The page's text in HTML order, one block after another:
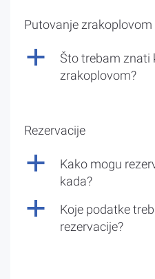
Putovanje zrakoplovom
a
Što trebam znati
zrakoplovom?
Rezervacije
a
Kako mogu
kada?
a
Koje podatke
rezervacije?